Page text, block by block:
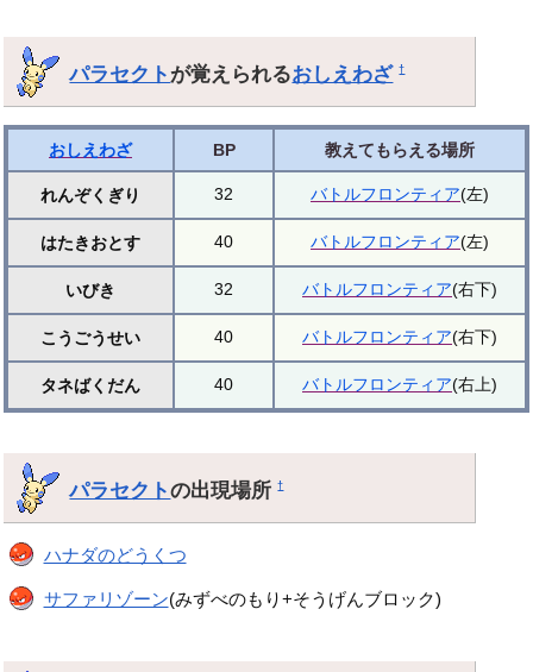
パラセクトが覚えられるおしえわざ †
おしえわざ BP 教えてもらえる場所
れんぞくぎり 32 バトルフロンティア(左)
はたきおとす 40 バトルフロンティア(左)
いびき 32 バトルフロンティア(右下)
こうごうせい 40 バトルフロンティア(右下)
タネばくだん 40 バトルフロンティア(右上)
パラセクトの出現場所†
ハナダのどうくつ
サファリゾーン(みずべのもり+そうげんブロック)